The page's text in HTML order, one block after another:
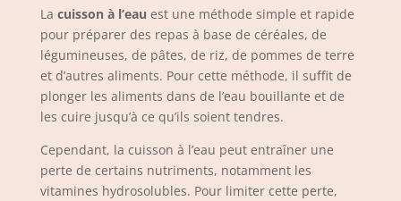
La cuisson à l’eau est une méthode simple et rapide
pour préparer des repas à base de céréales, de
légumineuses, de pâtes, de riz, de pommes de terre
et d’autres aliments. Pour cette méthode, il suffit de
plonger les aliments dans de l’eau bouillante et de
les cuire jusqu’à ce qu’ils soient tendres.
Cependant, la cuisson à l’eau peut entraîner une
perte de certains nutriments, notamment les
vitamines hydrosolubles. Pour limiter cette perte,